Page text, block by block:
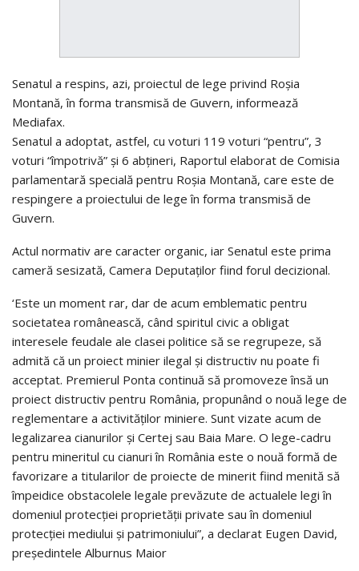
Senatul a respins, azi, proiectul de lege privind Roşia
Montană, în forma transmisă de Guvern, informează
Mediafax.
​Senatul a adoptat, astfel, cu voturi 119 voturi “pentru”, 3
voturi “împotrivă” şi 6 abţineri, Raportul elaborat de Comisia
parlamentară specială pentru Roşia Montană, care este de
respingere a proiectului de lege în forma transmisă de
Guvern.
Actul normativ are caracter organic, iar Senatul este prima
cameră sesizată, Camera Deputaţilor fiind forul decizional.
‘Este un moment rar, dar de acum emblematic pentru
societatea românească, când spiritul civic a obligat
interesele feudale ale clasei politice să se regrupeze, să
admită că un proiect minier ilegal și distructiv nu poate fi
acceptat. Premierul Ponta continuă să promoveze însă un
proiect distructiv pentru România, propunând o nouă lege de
reglementare a activităților miniere. Sunt vizate acum de
legalizarea cianurilor și Certej sau Baia Mare. O lege-cadru
pentru mineritul cu cianuri în România este o nouă formă de
favorizare a titularilor de proiecte de minerit fiind menită să
împeidice obstacolele legale prevăzute de actualele legi în
domeniul protecției proprietății private sau în domeniul
protecției mediului și patrimoniului”, a declarat Eugen David,
președintele Alburnus Maior